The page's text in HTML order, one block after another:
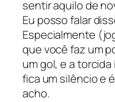
sentir aquilo de
Eu posso falar
Especialmente
que você faz um
um gol, e a
fica um silêncio e
acho.